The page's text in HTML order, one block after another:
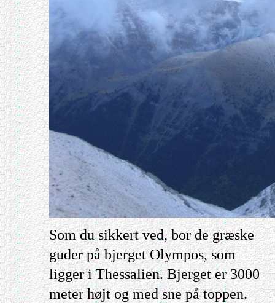
Som du sikkert ved, bor de græske
guder på bjerget Olympos, som
ligger i Thessalien. Bjerget er 3000
meter højt og med sne på toppen.